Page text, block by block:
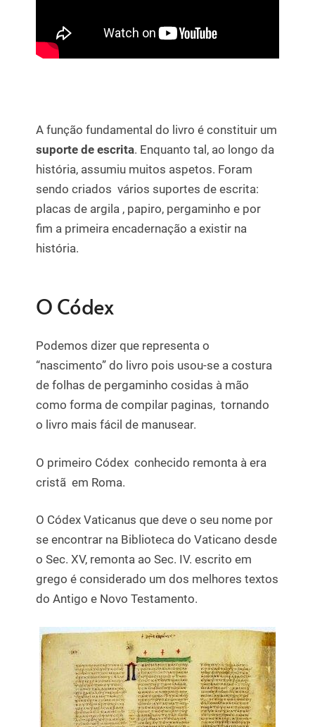
A função fundamental do livro é constituir um
suporte de escrita. Enquanto tal, ao longo da
história, assumiu muitos aspetos. Foram
sendo criados vários suportes de escrita:
placas de argila , papiro, pergaminho e por
fim a primeira encadernação a existir na
história.
O Códex
Podemos dizer que representa o
“nascimento” do livro pois usou-se a costura
de folhas de pergaminho cosidas à mão
como forma de compilar paginas, tornando
o livro mais fácil de manusear.
O primeiro Códex conhecido remonta à era
cristã em Roma.
O Códex Vaticanus que deve o seu nome por
se encontrar na Biblioteca do Vaticano desde
o Sec. XV, remonta ao Sec. IV. escrito em
grego é considerado um dos melhores textos
do Antigo e Novo Testamento.